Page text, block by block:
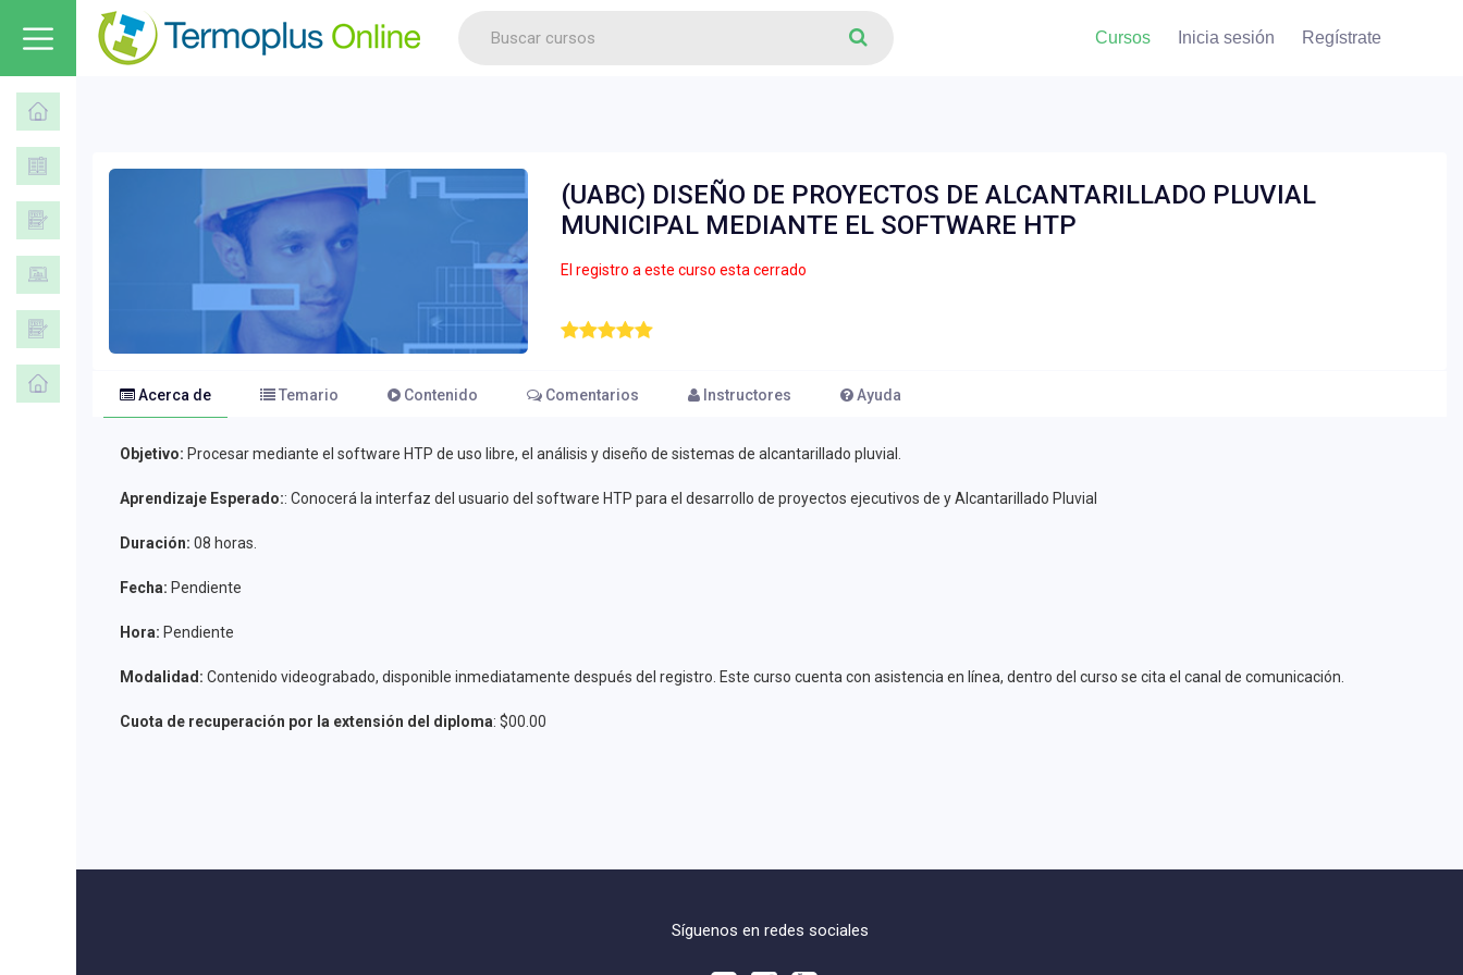
Cursos Inicia sesión Regístrate
(UABC) DISEÑO DE PROYECTOS DE ALCANTARILLADO PLUVIAL
MUNICIPAL MEDIANTE EL SOFTWARE HTP
El registro a este curso esta cerrado
Acerca de Temario Contenido Comentarios Instructores Ayuda
Objetivo: Procesar mediante el software HTP de uso libre, el análisis y diseño de sistemas de alcantarillado pluvial.
Aprendizaje Esperado:: Conocerá la interfaz del usuario del software HTP para el desarrollo de proyectos ejecutivos de y Alcantarillado Pluvial
Duración: 08 horas.
Fecha: Pendiente
Hora: Pendiente
Modalidad: Contenido videograbado, disponible inmediatamente después del registro. Este curso cuenta con asistencia en línea, dentro del curso se cita el canal de comunicación.
Cuota de recuperación por la extensión del diploma: $00.00
Síguenos en redes sociales